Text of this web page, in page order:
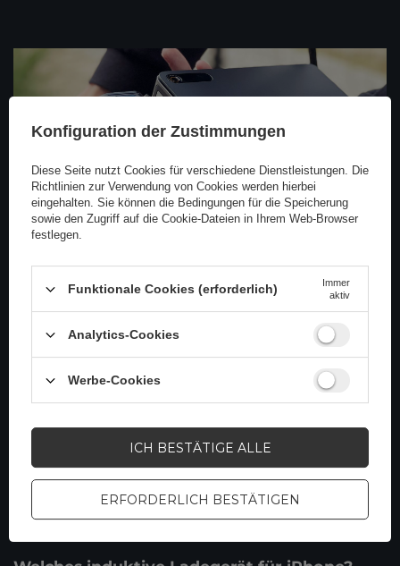
So verwenden Sie Jumpstarter: Eine
praktische Anleitung
Fahrzeugen, sind in Notsituationen sehr nützlich. Sie
ermöglichen ein schnelles Starten eines Autos mit
entladener Batterie. Hier finden Sie eine Kurzanleitung
Konfiguration der Zustimmungen
Diese Seite nutzt Cookies für verschiedene Dienstleistungen. Die
Richtlinien zur Verwendung von Cookies werden hierbei
eingehalten. Sie können die Bedingungen für die Speicherung
sowie den Zugriff auf die Cookie-Dateien in Ihrem Web-Browser
festlegen.
Funktionale Cookies (erforderlich)
Immer
aktiv
Analytics-Cookies
Werbe-Cookies
ERFORDERLICH BESTÄTIGEN
ICH BESTÄTIGE ALLE